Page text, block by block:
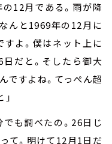
の12月である。雨が降
んと1969年の12月に
よ。僕はネット上に
日だと。そしたら御大
ですよね。てっぺん超
も調べたの。 26日じ
て。明けて12月1日だ